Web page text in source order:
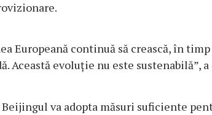
Europeană continuă să crească, în
Această evoluţie nu este sustenabilă”,
va adopta măsuri suficiente